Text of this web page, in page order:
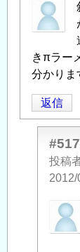
きπラー
分かりま
返信
投稿
2012/
匿
名